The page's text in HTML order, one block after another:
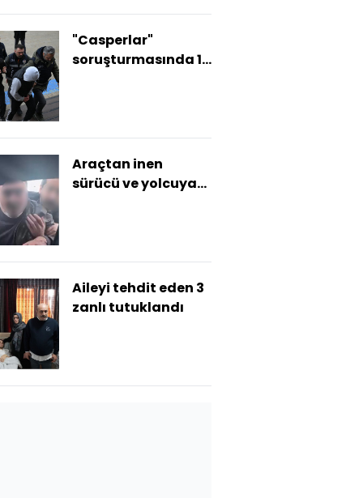
"Casperlar"
soruşturmasında 17
Araçtan inen
sürücü ve yolcuya
Aileyi tehdit eden 3
zanlı tutuklandı